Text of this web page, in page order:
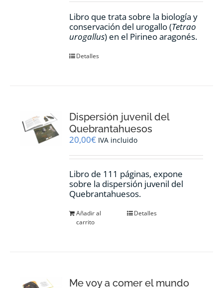
Libro que trata sobre la biología y
conservación del urogallo (Tetrao
urogallus) en el Pirineo aragonés.
Detalles
Dispersión juvenil del
Quebrantahuesos
20,00€ IVA incluido
Libro de 111 páginas, expone
sobre la dispersión juvenil del
Quebrantahuesos.
Añadir al
carrito
Detalles
Me voy a comer el mundo